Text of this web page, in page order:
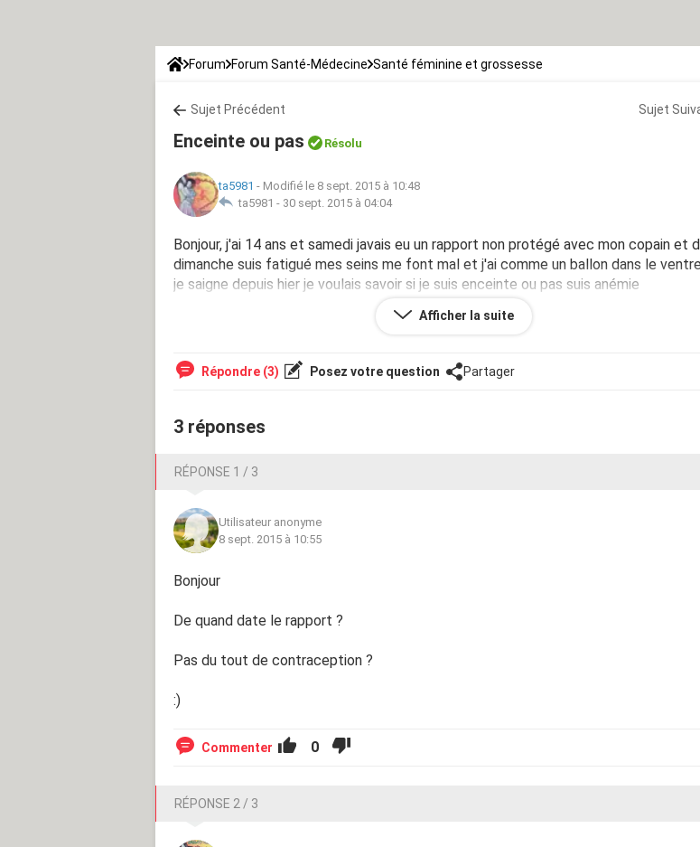
Forum Forum Santé-Médecine Santé féminine et grossesse
Sujet Précédent Sujet
Enceinte ou pas Résolu
ta5981 - Modifié le 8 sept. 2015 à 10:48
ta5981 - 30 sept. 2015 à 04:04
Bonjour, j'ai 14 ans et samedi javais eu un rapport non protégé avec mon copain et
dimanche suis fatigué mes seins me font mal et j'ai comme un ballon dans le
je saigne depuis hier je voulais savoir si je suis enceinte ou pas suis anémie
Afficher la suite
Répondre (3) Posez votre question Partager
3 réponses
RÉPONSE 1 / 3
Utilisateur anonyme
8 sept. 2015 à 10:55
Bonjour
De quand date le rapport ?
Pas du tout de contraception ?
:)
Commenter 0
RÉPONSE 2 / 3